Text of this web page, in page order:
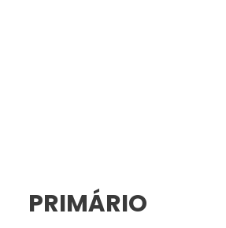
PRIMÁRIO